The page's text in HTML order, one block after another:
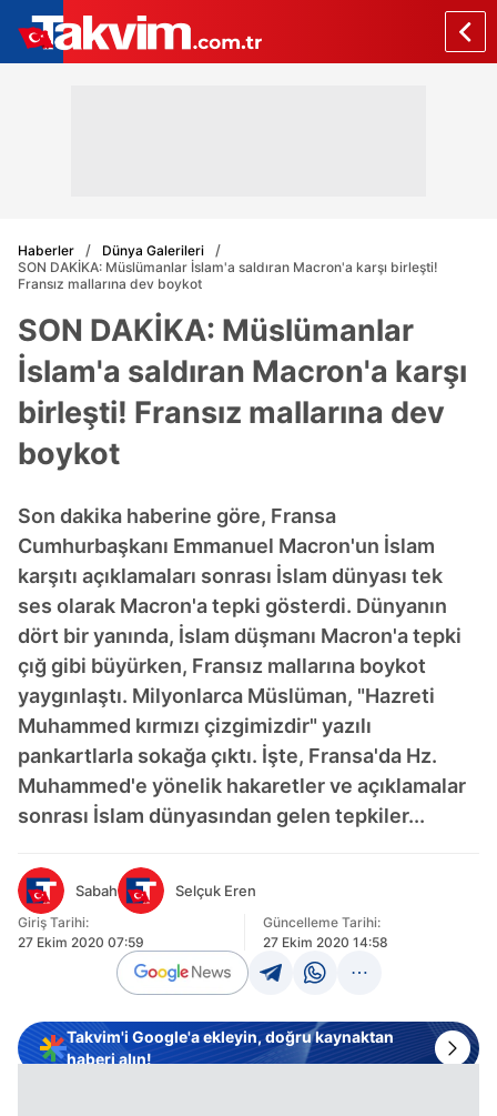
Haberler
Dünya Galerileri
SON DAKİKA: Müslümanlar İslam'a saldıran Macron'a karşı birleşti!
Fransız mallarına dev boykot
SON DAKİKA: Müslümanlar
İslam'a saldıran Macron'a karşı
birleşti! Fransız mallarına dev
boykot
Son dakika haberine göre, Fransa
Cumhurbaşkanı Emmanuel Macron'un İslam
karşıtı açıklamaları sonrası İslam dünyası tek
ses olarak Macron'a tepki gösterdi. Dünyanın
dört bir yanında, İslam düşmanı Macron'a tepki
çığ gibi büyürken, Fransız mallarına boykot
yaygınlaştı. Milyonlarca Müslüman, "Hazreti
Muhammed kırmızı çizgimizdir" yazılı
pankartlarla sokağa çıktı. İşte, Fransa'da Hz.
Muhammed'e yönelik hakaretler ve açıklamalar
sonrası İslam dünyasından gelen tepkiler...
Sabah Selçuk Eren
Giriş Tarihi:
27 Ekim 2020 07:59
Güncelleme Tarihi:
27 Ekim 2020 14:58
Takvim'i Google'a ekleyin, doğru kaynaktan
haberi alın!